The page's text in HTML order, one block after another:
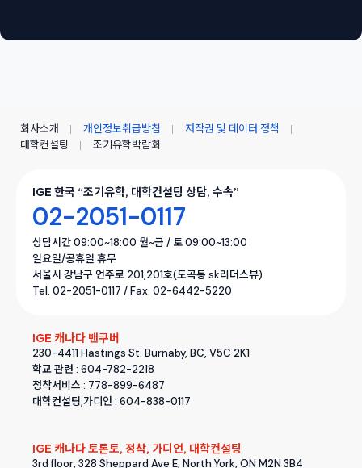
IGE 한국 “조기유학, 대학컨설팅 상담, 수속”
02-2051-0117
상담시간 09:00~18:00 월~금 / 토 09:00~13:00
일요일/공휴일 휴무
서울시 강남구 언주로 201,201호(도곡동 sk리더스뷰)
Tel. 02-2051-0117 / Fax. 02-6442-5220
IGE 캐나다 밴쿠버
230-4411 Hastings St. Burnaby, BC, V5C 2K1
학교 관련 : 604-782-2218
정착서비스 : 778-899-6487
대학컨설팅,가디언 : 604-838-0117
IGE 캐나다 토론토, 정착, 가디언, 대학컨설팅
3rd floor, 328 Sheppard Ave E, North York, ON M2N 3B4
회사소개 개인정보취급방침
저작권 및 데이터 정책
대학컨설팅
조기유학박람회